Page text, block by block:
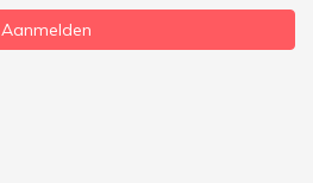
Aanmelden